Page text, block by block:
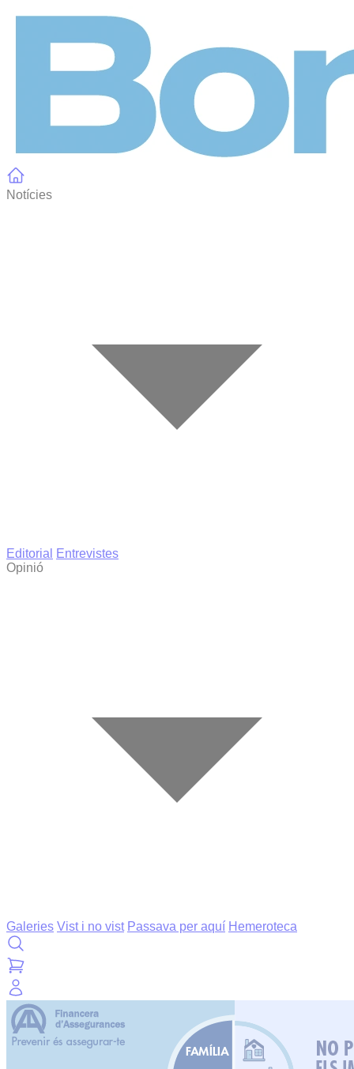
Notícies
Editorial
Entrevistes
Opinió
Galeries Vist i no vist Passava per aquí Hemeroteca